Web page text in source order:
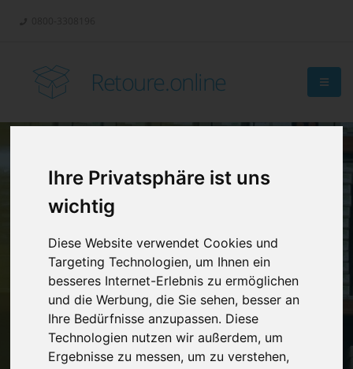
Ihre Privatsphäre ist uns
wichtig
Diese Website verwendet Cookies und
Targeting Technologien, um Ihnen ein
besseres Internet-Erlebnis zu ermöglichen
und die Werbung, die Sie sehen, besser an
Ihre Bedürfnisse anzupassen. Diese
Technologien nutzen wir außerdem, um
Ergebnisse zu messen, um zu verstehen,
Retoure.online
Retouren-
Management?